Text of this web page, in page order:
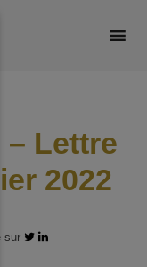
– Lettre
2022
sur